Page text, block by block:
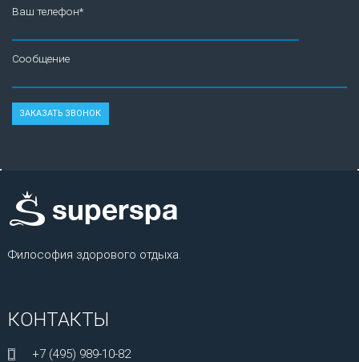
Ваш телефон*
Сообщение
Философия здорового отдыха.
КОНТАКТЫ
+7 (495) 989-10-82